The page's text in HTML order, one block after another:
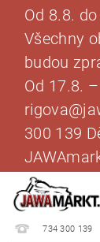
Od 8.8.
Všechny
budou
Od 17.8.
300 139
734 300 139